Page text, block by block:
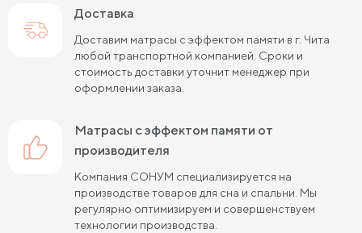
Матрасы средней жесткости 160х200
Пружинные матрасы 160х200 см
Пружинные матрасы 180х200 см Матрасы в скрутке
Матрасы средней жесткости 200 на 200
Пружинные матрасы средней жесткости
Жесткие матрасы 120х200 см
Доставка
Доставим матрасы с эффектом памяти в г. Чита
любой транспортной компанией. Сроки и
стоимость доставки уточнит менеджер при
оформлении заказа.
матрасы с эффектом памяти от
производителя
Компания СОНУМ специализируется на
производстве товаров для сна и спальни. Мы
регулярно оптимизируем и совершенствуем
технологии производства.